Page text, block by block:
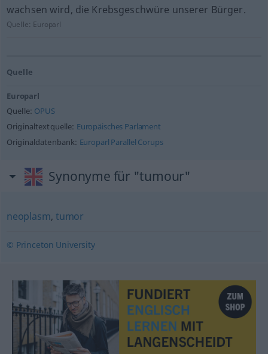
wachsen wird, die Krebsgeschwüre unserer Bürger.
Quelle: Europarl
Quelle
Europarl
Quelle: OPUS
Originaltextquelle: Europäisches Parlament
Originaldatenbank: Europarl Parallel Corups
Synonyme für "tumour"
neoplasm, tumor
© Princeton University